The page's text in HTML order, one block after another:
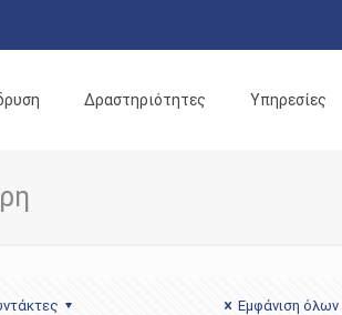
Δραστηριότητες Υπηρεσίες
Εμφάνιση όλων